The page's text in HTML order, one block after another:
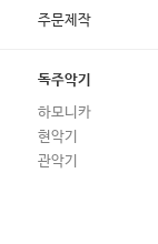
주문제작
독주악기
하모니카
현악기
관악기